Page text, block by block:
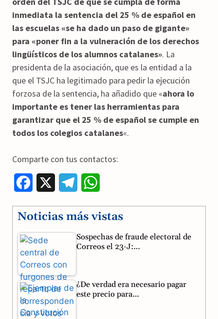
inmediata la sentencia del 25 % de español en
las escuelas «se ha dado un paso de gigante»
para «poner fin a la vulneración de los derechos
lingüísticos de los alumnos catalanes». La
presidenta de la asociación, que es la entidad a la
que el TSJC ha legitimado para pedir la ejecución
forzosa de la sentencia, ha añadido que «ahora lo
importante es tener las herramientas para
garantizar que el 25 % de español se cumple en
todos los colegios catalanes«.
Comparte con tus contactos:
c
e
b
o
o
k
l
e
a
a
t
p
Noticias más vistas
Sospechas de fraude electoral de
Correos el 23-J:…
¿De verdad era necesario pagar
este precio para…